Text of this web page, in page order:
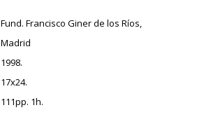
Fund. Francisco Giner de los Ríos,
Madrid
1998.
17x24.
111pp. 1h.